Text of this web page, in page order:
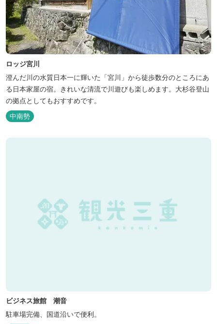
ロッジ宮川
澄んだ川の水質日本一に輝いた「宮川」から徒歩数分のところにあ
る日本家屋の宿。きれいな清流で川遊びも楽しめます。大杉谷登山
の拠点としてもおすすめです。
中南勢
ビジネス旅館 潮音
駐車場完備、国道沿いで便利。